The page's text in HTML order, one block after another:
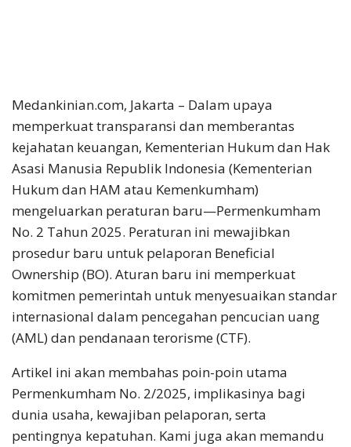
Medankinian.com, Jakarta – Dalam upaya
memperkuat transparansi dan memberantas
kejahatan keuangan, Kementerian Hukum dan Hak
Asasi Manusia Republik Indonesia (Kementerian
Hukum dan HAM atau Kemenkumham)
mengeluarkan peraturan baru—Permenkumham
No. 2 Tahun 2025. Peraturan ini mewajibkan
prosedur baru untuk pelaporan Beneficial
Ownership (BO). Aturan baru ini memperkuat
komitmen pemerintah untuk menyesuaikan standar
internasional dalam pencegahan pencucian uang
(AML) dan pendanaan terorisme (CTF).
Artikel ini akan membahas poin-poin utama
Permenkumham No. 2/2025, implikasinya bagi
dunia usaha, kewajiban pelaporan, serta
pentingnya kepatuhan. Kami juga akan memandu